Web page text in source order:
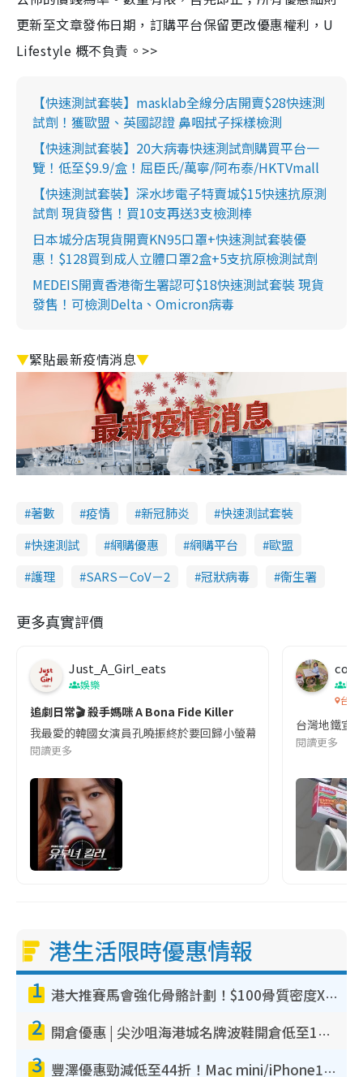
更新至文章發佈日期，訂購平台保留更改優惠權利，U
Lifestyle 概不負責。>>
【快速測試套裝】masklab全線分店開賣$28快速測
試劑！獲歐盟、英國認證 鼻咽拭子採樣檢測
【快速測試套裝】20大病毒快速測試劑購買平台一
覽！低至$9.9/盒！屈臣氏/萬寧/阿布泰/HKTVmall
【快速測試套裝】深水埗電子特賣城$15快速抗原測
試劑 現貨發售！買10支再送3支檢測棒
日本城分店現貨開賣KN95口罩+快速測試套裝優
惠！$128買到成人立體口罩2盒+5支抗原檢測試劑
MEDEIS開賣香港衛生署認可$18快速測試套裝 現貨
發售！可檢測Delta、Omicron病毒
▼緊貼最新疫情消息▼
著數 疫情 新冠肺炎
快速測試套裝
快速測試
網購優惠 網購平台
歐盟
護理
SARS－CoV－2 冠狀病毒 衞生署
更多真實評價
Just_A_Girl_eats
娛樂
追劇日常🎬 殺手媽咪 A Bona Fide Killer
我最愛的韓國女演員孔曉振終於要回歸小螢幕啦!這次的劇本改編
閱讀更多
co
吹
台灣
台灣地鐵宣
閱讀更多
港生活限時優惠情報
1 港大推賽馬會強化骨骼計劃！$100骨質密度X光檢查 完成免費運動訓練送超市禮券！附參加資格
2 開倉優惠 | 尖沙咀海港城名牌波鞋開倉低至1折！On鞋$899起／Joy&Peace鞋履$98起
3 豐澤優惠勁減低至44折！Mac mini/iPhone17Pro大減價！廚房家電$220起